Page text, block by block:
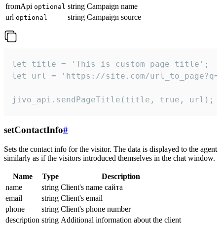
fromApi optional string Campaign name
url optional string Campaign source
let title = 'This is custom page title';
let url = 'https://site.com/
jivo_api.sendPageTitle(title, true, url);
setContactInfo#
Sets the contact info for the visitor. The data is displayed to the agent
similarly as if the visitors introduced themselves in the chat window.
Name Type
Description
name
string Client's name сайта
email
string Client's email
phone
string Client's phone number
description string Additional information about the client